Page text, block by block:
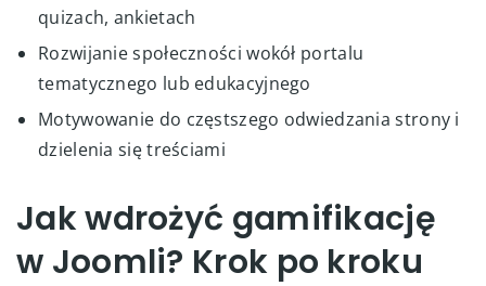
quizach, ankietach
Rozwijanie społeczności wokół portalu
tematycznego lub edukacyjnego
Motywowanie do częstszego odwiedzania strony i
dzielenia się treściami
Jak wdrożyć gamifikację
w Joomli? Krok po kroku